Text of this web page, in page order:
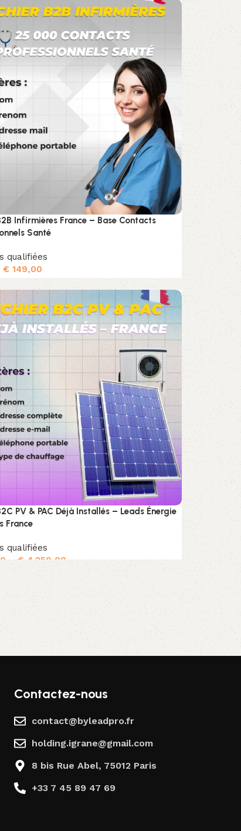
options
Infirmières France – Base Contacts
Santé
qualifiées
€ 149,00
panier
PV & PAC Déjà Installés – Leads Énergie
France
qualifiées
–€4.250,00
options
Contactez-nous
contact@byleadpro.fr
holding.igrane@gmail.com
8 bis Rue Abel, 75012 Paris
+33 7 45 89 47 69